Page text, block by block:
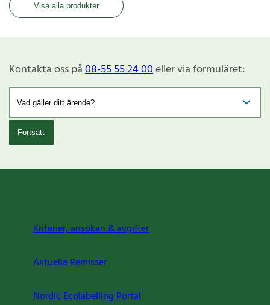
Visa alla produkter
Kontakta oss på08-55 55 24 00eller via formuläret:
Fortsätt
Kriterier, ansökan & avgifter
Aktuella Remisser
Nordic Ecolabelling Portal